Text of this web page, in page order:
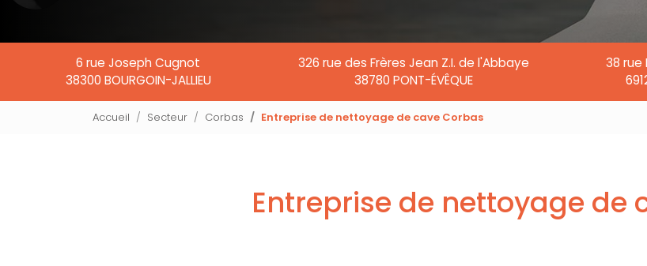
6 rue Joseph Cugnot
38300 BOURGOIN-JALLIEU
326 rue des Frères Jean Z.I. de l'Abbaye
38780 PONT-ÉVÊQUE
38 rue
Accueil Secteur Corbas Entreprise de nettoyage de cave Corbas
Entreprise de nettoyage de